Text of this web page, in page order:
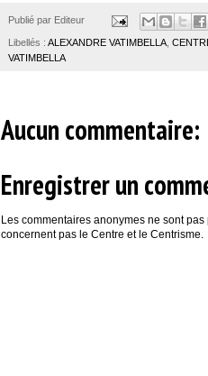
Publié par Editeur
Libellés : ALEXANDRE VATIMBELLA
VATIMBELLA
Aucun commentaire:
Enregistrer un
Les commentaires anonymes ne sont
concernent pas le Centre et le Centrisme.